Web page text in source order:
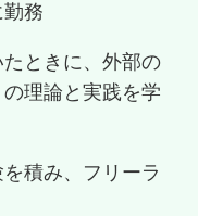
務
ときに、外部の
理論と実践を学
積み、フリーラ